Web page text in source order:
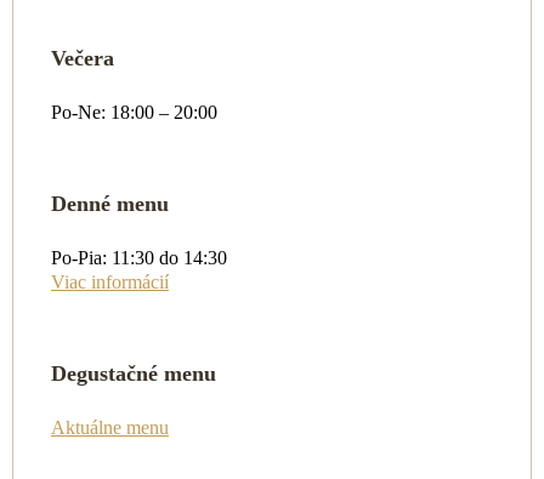
Večera
Po-Ne: 18:00 – 20:00
Denné menu
Po-Pia: 11:30 do 14:30
Viac informácií
Degustačné menu
Aktuálne menu